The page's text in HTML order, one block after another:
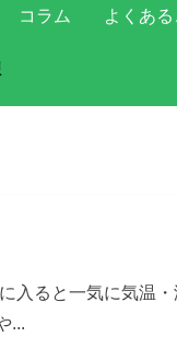
コラム よくあ
入ると一気に気温
...